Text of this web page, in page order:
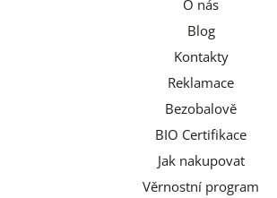
O nás
Blog
Kontakty
Reklamace
Bezobalově
BIO Certifikace
Jak nakupovat
Věrnostní program